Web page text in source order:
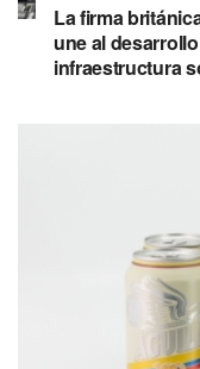
La firma
une al
infraestructura